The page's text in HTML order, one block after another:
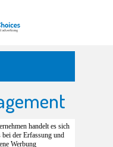
handelt es sich
der Erfassung und
Werbung